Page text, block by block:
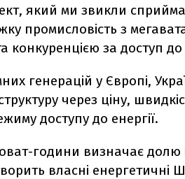
який ми звикли
промисловість з
конкуренцією за доступ до
генерацій у Європі,
через ціну,
доступу до енергії.
години визначає долю
власні енергетичні